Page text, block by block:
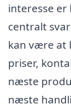
interesse
centralt
kan være at
priser,
næste
næste